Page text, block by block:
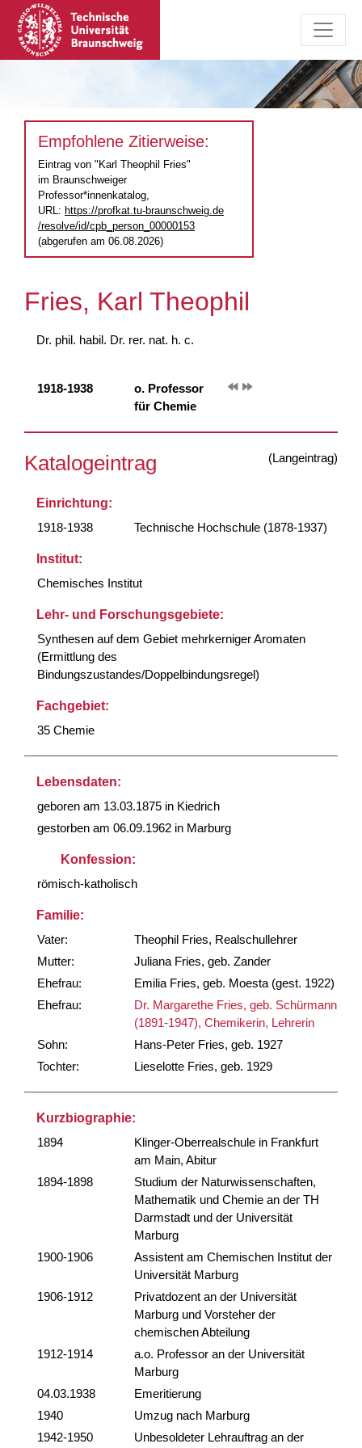
Empfohlene Zitierweise:
Eintrag von "Karl Theophil Fries"
im Braunschweiger
Professor*innenkatalog,
URL: https://profkat.tu-braunschweig.de
/resolve/id/cpb_person_00000153
(abgerufen am 06.08.2026)
Fries, Karl Theophil
Dr. phil. habil. Dr. rer. nat. h. c.
1918-1938
o. Professor
für Chemie
(Langeintrag)
Katalogeintrag
Einrichtung:
1918-1938
Technische Hochschule (1878-1937)
Institut:
Chemisches Institut
Lehr- und Forschungsgebiete:
Synthesen auf dem Gebiet mehrkerniger Aromaten
(Ermittlung des
Bindungszustandes/Doppelbindungsregel)
Fachgebiet:
35 Chemie
Lebensdaten:
geboren am 13.03.1875 in Kiedrich
gestorben am 06.09.1962 in Marburg
Konfession:
römisch-katholisch
Familie:
Vater:
Theophil Fries, Realschullehrer
Mutter:
Juliana Fries, geb. Zander
Ehefrau:
Emilia Fries, geb. Moesta (gest. 1922)
Ehefrau:
Dr. Margarethe Fries, geb. Schürmann
(1891-1947), Chemikerin, Lehrerin
Sohn:
Hans-Peter Fries, geb. 1927
Tochter:
Lieselotte Fries, geb. 1929
Kurzbiographie:
1894
Klinger-Oberrealschule in Frankfurt
am Main, Abitur
1894-1898
Studium der Naturwissenschaften,
Mathematik und Chemie an der TH
Darmstadt und der Universität
Marburg
1900-1906
Assistent am Chemischen Institut der
Universität Marburg
1906-1912
Privatdozent an der Universität
Marburg und Vorsteher der
chemischen Abteilung
1912-1914
a.o. Professor an der Universität
Marburg
04.03.1938
Emeritierung
1940
Umzug nach Marburg
1942-1950
Unbesoldeter Lehrauftrag an der